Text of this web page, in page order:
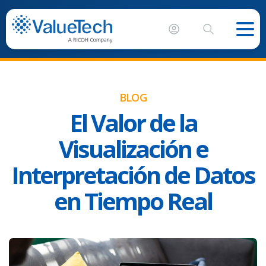
BLOG
El Valor de la
Visualización e
Interpretación de Datos
en Tiempo Real